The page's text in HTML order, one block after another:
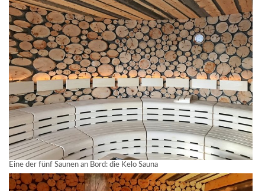
Eine der fünf Saunen an Bord: die Kelo Sauna